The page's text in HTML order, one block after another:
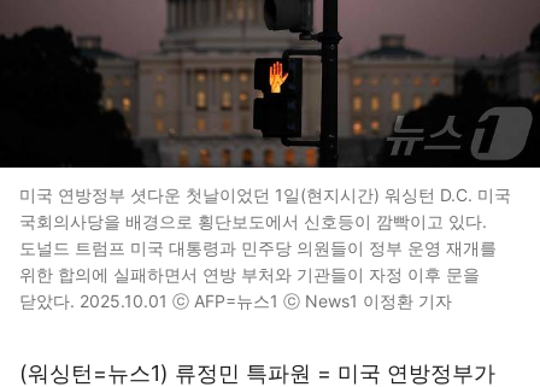
미국 연방정부 셧다운 첫날이었던 1일(현지시간) 워싱턴 D.C. 미국
국회의사당을 배경으로 횡단보도에서 신호등이 깜빡이고 있다.
도널드 트럼프 미국 대통령과 민주당 의원들이 정부 운영 재개를
위한 합의에 실패하면서 연방 부처와 기관들이 자정 이후 문을
닫았다. 2025.10.01 ⓒ AFP=뉴스1 ⓒ News1 이정환 기자
(워싱턴=뉴스1) 류정민 특파원 = 미국 연방정부가